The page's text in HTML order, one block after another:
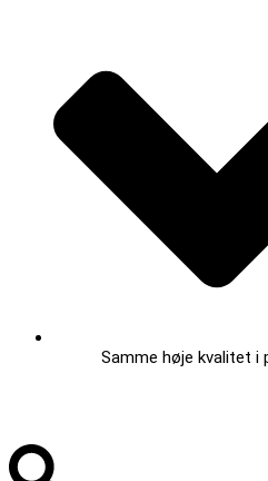
Samme høje kvalitet i